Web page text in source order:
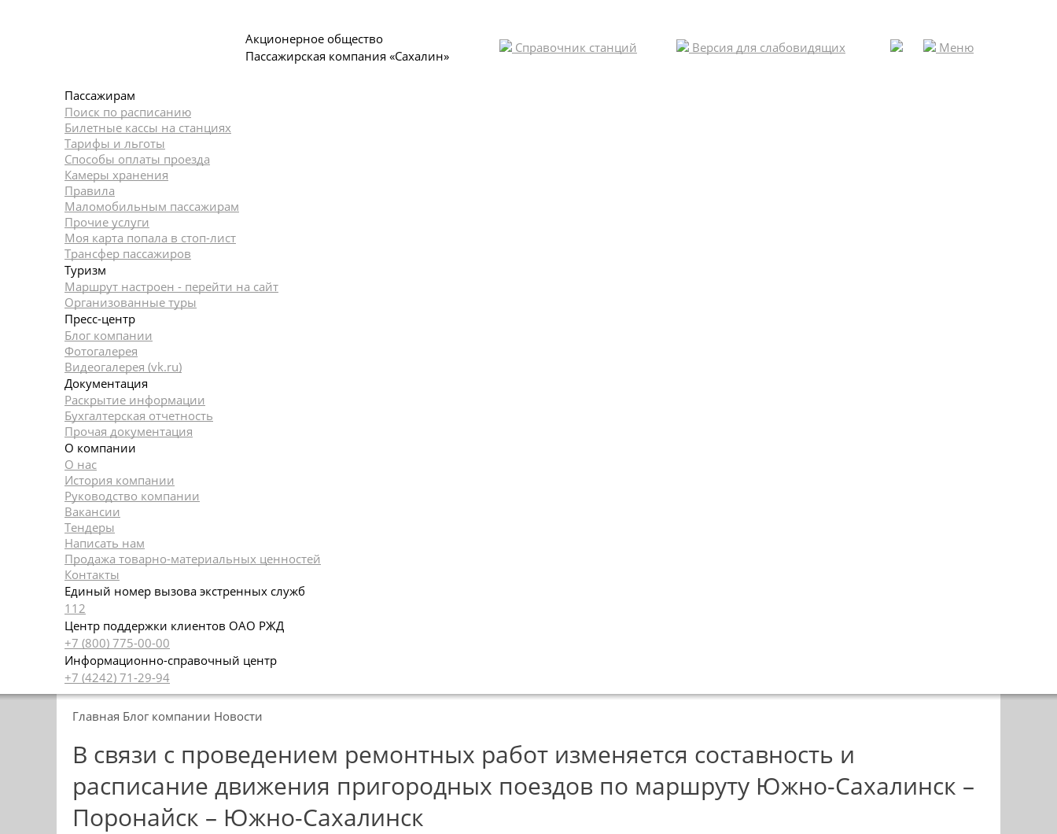
Акционерное общество
Пассажирская компания «Сахалин»
Справочник станций Версия для слабовидящих Меню
Пассажирам
Поиск по расписанию
Билетные кассы на станциях
Тарифы и льготы
Способы оплаты проезда
Камеры хранения
Правила
Маломобильным пассажирам
Прочие услуги
Моя карта попала в стоп-лист
Трансфер пассажиров
Туризм
Маршрут настроен - перейти на сайт
Организованные туры
Пресс-центр
Блог компании
Фотогалерея
Видеогалерея (vk.ru)
Документация
Раскрытие информации
Бухгалтерская отчетность
Прочая документация
О компании
О нас
История компании
Руководство компании
Вакансии
Тендеры
Написать нам
Продажа товарно-материальных ценностей
Контакты
Единый номер вызова экстренных служб
112
Центр поддержки клиентов ОАО РЖД
+7 (800) 775-00-00
Информационно-справочный центр
+7 (4242) 71-29-94
Главная Блог компании Новости
В связи с проведением ремонтных работ изменяется составность и
расписание движения пригородных поездов по маршруту Южно-Сахалинск –
Поронайск – Южно-Сахалинск